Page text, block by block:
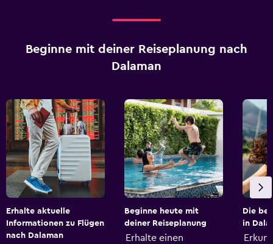
Beginne mit deiner Reiseplanung nach
Dalaman
Erhalte aktuelle
Informationen zu Flügen
nach Dalaman
Beginne heute mit
deiner Reiseplanung
Erhalte einen
Die
in